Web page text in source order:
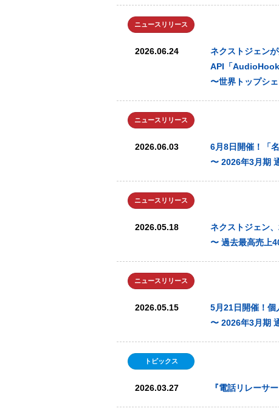
ニュースリリース
2026.06.24
ネクストジェン
API「
〜世界トップシ
ニュースリリース
2026.06.03
6月8日開催！「
〜 2026年3月期
ニュースリリース
2026.05.18
ネクストジェン
〜 過去最高売上
ニュースリリース
2026.05.15
5月21日開催！
〜 2026年3月期
トピックス
2026.03.27 『電話リレーサ